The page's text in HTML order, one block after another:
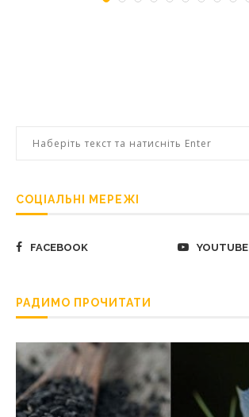
СОЦІАЛЬНІ МЕРЕЖІ
FACEBOOK YOUTUBE
РАДИМО ПРОЧИТАТИ